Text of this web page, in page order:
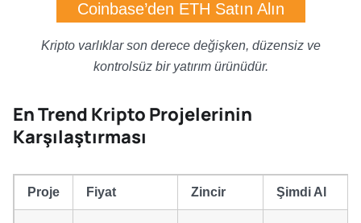
Coinbase’den ETH Satın Alın
Kripto varlıklar son derece değişken, düzensiz ve
kontrolsüz bir yatırım ürünüdür.
En Trend Kripto Projelerinin
Karşılaştırması
Proje Fiyat Zincir Şimdi Al